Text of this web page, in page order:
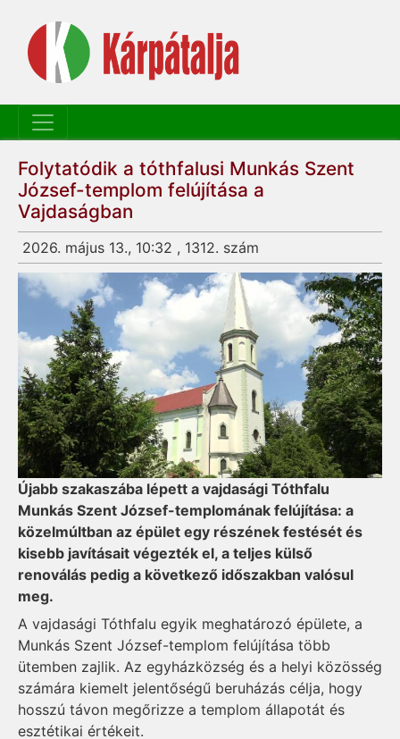
Folytatódik a tóthfalusi Munkás Szent
József-templom felújítása a
Vajdaságban
2026. május 13., 10:32 , 1312. szám
Újabb szakaszába lépett a vajdasági Tóthfalu
Munkás Szent József-templomának felújítása: a
közelmúltban az épület egy részének festését és
kisebb javításait végezték el, a teljes külső
renoválás pedig a következő időszakban valósul
meg.
A vajdasági Tóthfalu egyik meghatározó épülete, a
Munkás Szent József-templom felújítása több
ütemben zajlik. Az egyházközség és a helyi közösség
számára kiemelt jelentőségű beruházás célja, hogy
hosszú távon megőrizze a templom állapotát és
esztétikai értékeit.